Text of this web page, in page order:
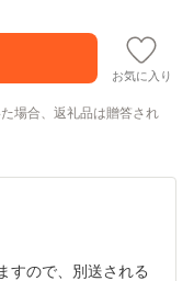
お気に入り
場合、返礼品は贈答され
すので、別送される